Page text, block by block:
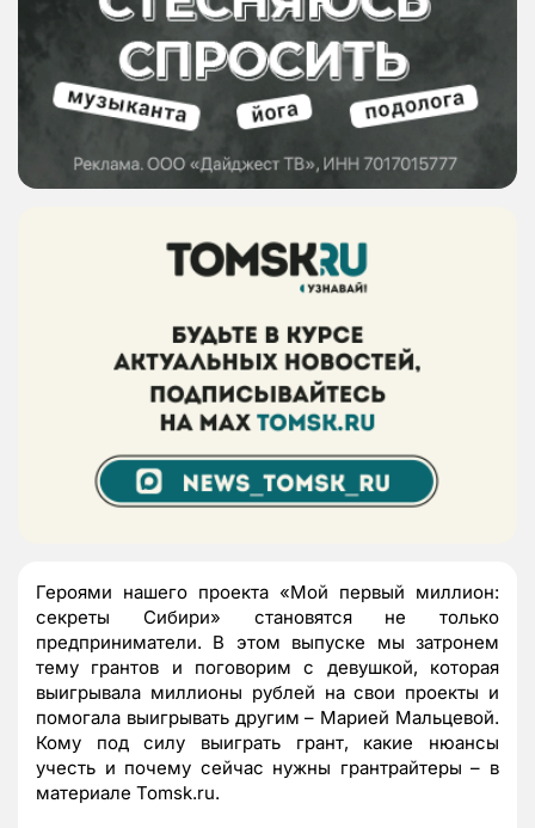
Героями нашего проекта «Мой первый миллион:
секреты Сибири» становятся не только
предприниматели. В этом выпуске мы затронем
тему грантов и поговорим с девушкой, которая
выигрывала миллионы рублей на свои проекты и
помогала выигрывать другим – Марией Мальцевой.
Кому под силу выиграть грант, какие нюансы
учесть и почему сейчас нужны грантрайтеры – в
материале Tomsk.ru.